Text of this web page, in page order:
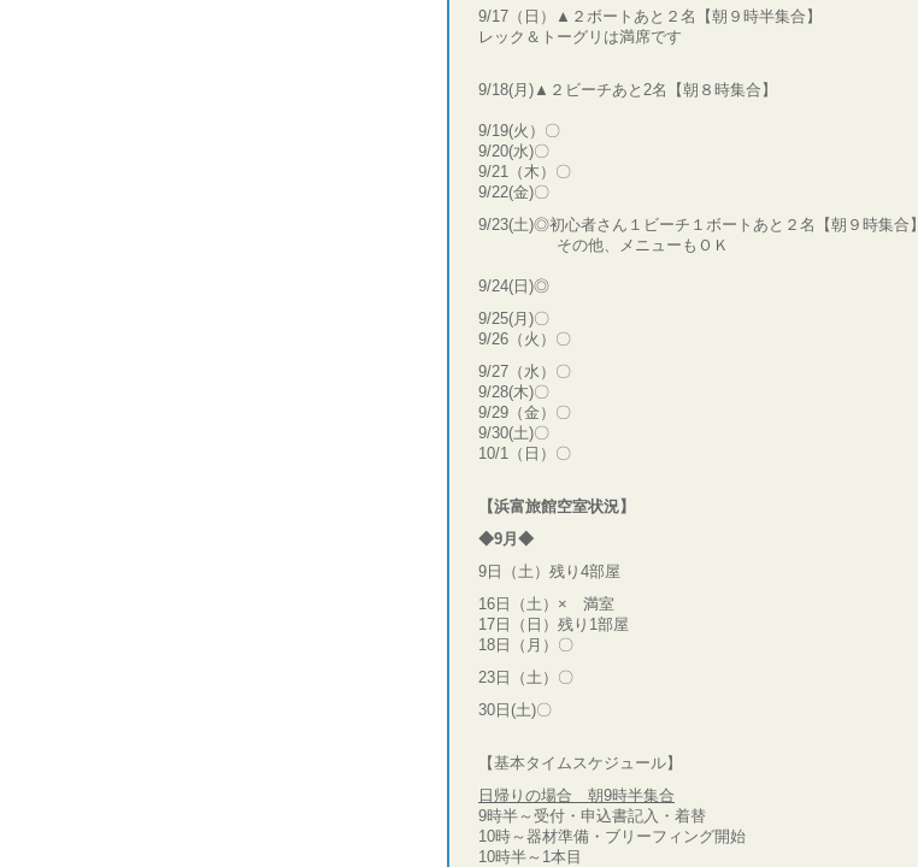
9/17（日）▲２ボートあと２名【朝９時半集合】
レック＆トーグリは満席です
9/18(月)▲２ビーチあと2名【朝８時集合】
9/19(火）〇
9/20(水)〇
9/21（木）〇
9/22(金)〇
9/23(土)◎初心者さん１ビーチ１ボートあと２名【朝９時集合】
その他、メニューもＯＫ
9/24(日)◎
9/25(月)〇
9/26（火）〇
9/27（水）〇
9/28(木)〇
9/29（金）〇
9/30(土)〇
10/1（日）〇
【浜富旅館空室状況】
◆9月◆
9日（土）残り4部屋
16日（土）× 満室
17日（日）残り1部屋
18日（月）〇
23日（土）〇
30日(土)〇
【基本タイムスケジュール】
日帰りの場合 朝9時半集合
9時半～受付・申込書記入・着替
10時～器材準備・ブリーフィング開始
10時半～1本目